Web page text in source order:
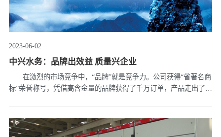
2023-06-02
中兴水务：品牌出效益 质量兴企业
在激烈的市场竞争中，“品牌”就是竞争力。公司获得“省著名商
标”荣誉称号，凭借高含金量的品牌获得了千万订单，产品走出了国
件......